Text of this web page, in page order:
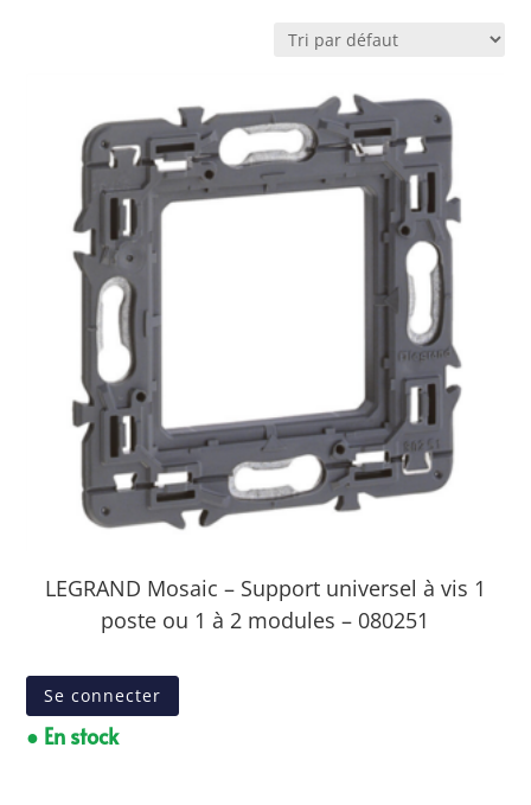
LEGRAND Mosaic – Support universel à vis 1
poste ou 1 à 2 modules – 080251
Se connecter
● En stock